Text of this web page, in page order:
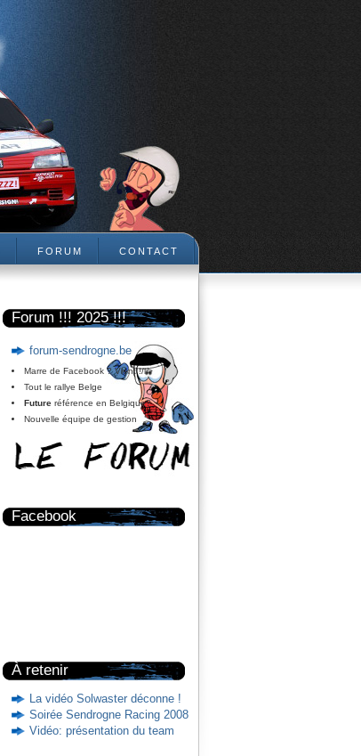
FORUM CONTACT
Forum !!! 2025 !!!
forum-sendrogne.be
Marre de Facebook ? Vient !/li>
Tout le rallye Belge
Future référence en Belgique?
Nouvelle équipe de gestion
Facebook
À retenir
La vidéo Solwaster déconne !
Soirée Sendrogne Racing 2008
Vidéo: présentation du team